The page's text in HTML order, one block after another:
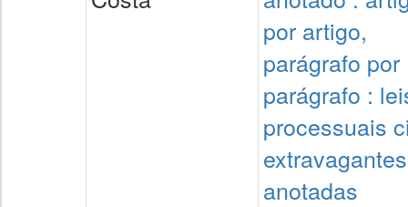
por artigo,
parágrafo por
parágrafo :
processuais
extravagantes
anotadas